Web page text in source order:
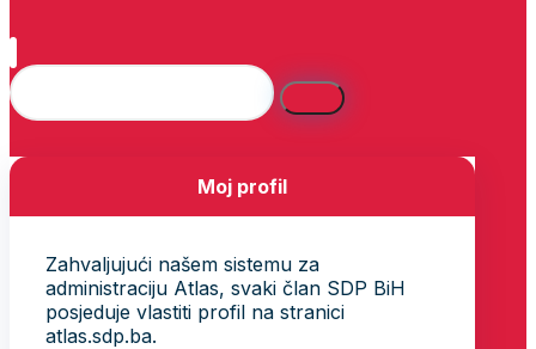
Moj profil
Zahvaljujući našem sistemu za
administraciju Atlas, svaki član SDP BiH
posjeduje vlastiti profil na stranici
atlas.sdp.ba.